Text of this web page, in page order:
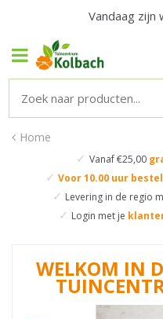
Home
✓ Vanaf €25,00
✓ Voor 10.00 uur
✓ Levering in de regio
✓ Login met je
Vandaag zijn
WELKOM IN